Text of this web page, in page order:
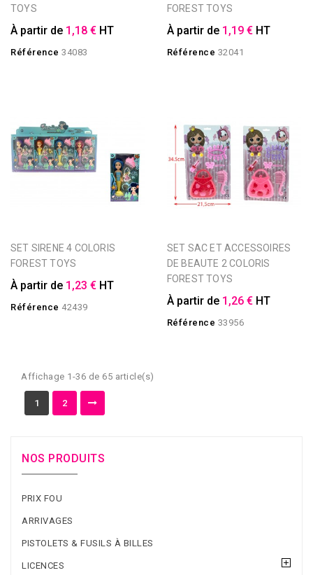
TOYS
À partir de 1,18 € HT
Référence 34083
FOREST TOYS
À partir de 1,19 € HT
Référence 32041
SET SIRENE 4 COLORIS
FOREST TOYS
À partir de 1,23 € HT
Référence 42439
SET SAC ET ACCESSOIRES
DE BEAUTE 2 COLORIS
FOREST TOYS
À partir de 1,26 € HT
Référence 33956
Affichage 1-36 de 65 article(s)
1 2
NOS PRODUITS
PRIX FOU
ARRIVAGES
PISTOLETS & FUSILS À BILLES
LICENCES